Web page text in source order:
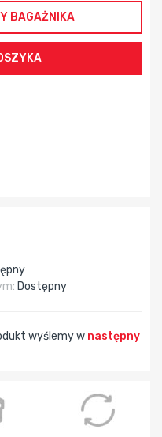
BAGAŻNIKA
Dostępny
wyślemy w następny